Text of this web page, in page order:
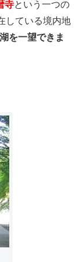
寺という一つの
している境内地
を一望できま